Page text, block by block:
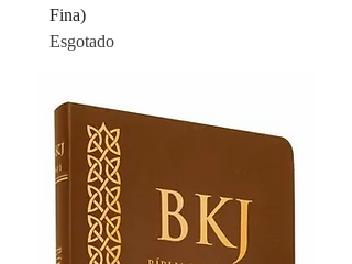
Fina)
Esgotado